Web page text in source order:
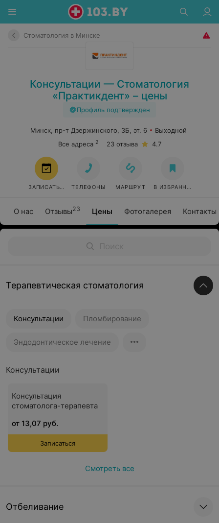
Стоматология в Минске
Консультации — Стоматология
«Практикдент» – цены
Профиль подтвержден
О нас Отзывы23 Цены Фотогалерея Контакты
Минск, пр-т Дзержинского, 3Б, эт. 6
Выходной
Все адреса 2 23 отзыва 4.7
ЗАПИСАТЬСЯ ТЕЛЕФОНЫ МАРШРУТ В ИЗБРАННОЕ
Терапевтическая стоматология
Консультации Пломбирование
Эндодонтическое лечение
Консультации
Консультация
стоматолога-терапевта
от 13,07 руб.
Записаться
Смотреть все
Отбеливание